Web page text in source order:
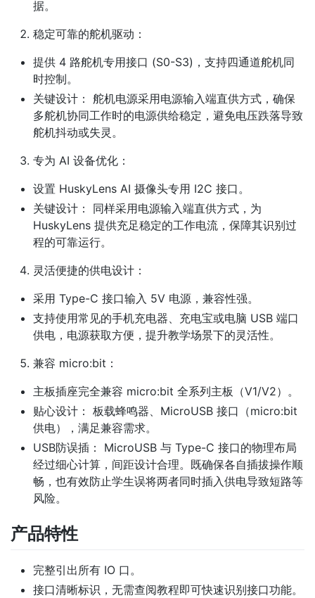
据。
稳定可靠的舵机驱动：​
提供 4 路舵机专用接口 (S0-S3)，支持四通道舵机同
时控制。
关键设计：​ 舵机电源采用电源输入端直供方式，确保
多舵机协同工作时的电源供给稳定，避免电压跌落导致
舵机抖动或失灵。
专为 AI 设备优化：​
设置 HuskyLens AI 摄像头专用 I2C 接口。
关键设计：​ 同样采用电源输入端直供方式，为
HuskyLens 提供充足稳定的工作电流，保障其识别过
程的可靠运行。
灵活便捷的供电设计：​
采用 Type-C 接口输入 5V 电源，兼容性强。
支持使用常见的手机充电器、充电宝或电脑 USB 端口
供电，电源获取方便，提升教学场景下的灵活性。
兼容 micro:bit：​
主板插座完全兼容 micro:bit 全系列主板（V1/V2）。
贴心设计：​ 板载蜂鸣器、MicroUSB 接口（micro:bit
供电），满足兼容需求。
USB防误插：​ MicroUSB 与 Type-C 接口的物理布局
经过细心计算，间距设计合理。既确保各自插拔操作顺
畅，也有效防止学生误将两者同时插入供电导致短路等
风险。
产品特性
完整引出所有 IO 口。
接口清晰标识，无需查阅教程即可快速识别接口功能。